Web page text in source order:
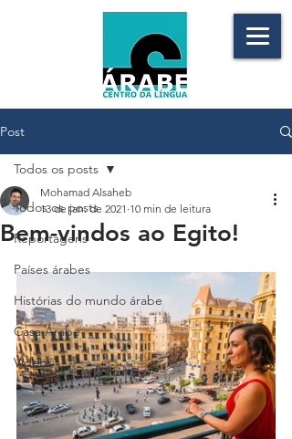
Post
Todos os posts
Reportagens
Países árabes
Histórias do mundo árabe
Casa Árabe
Vídeos
Todos os posts
Bem-vindos ao Egito!
Mohamad Alsaheb
13 de jan. de 2021 10 min de leitura